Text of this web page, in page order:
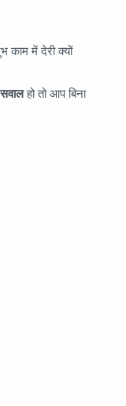
काम में देरी क्यों
सवालहो तो आप बिना